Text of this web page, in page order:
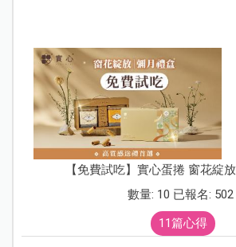
【免費試吃】實心蛋捲 窗花綻
數量: 10 已報名: 502
11篇心得